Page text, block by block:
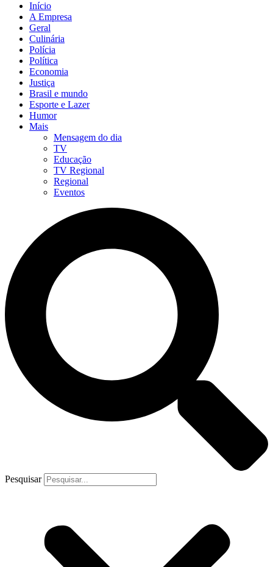
Início
A Empresa
Geral
Culinária
Polícia
Política
Economia
Justiça
Brasil e mundo
Esporte e Lazer
Humor
Mais
Mensagem do dia
TV
Educação
TV Regional
Regional
Eventos
Pesquisar